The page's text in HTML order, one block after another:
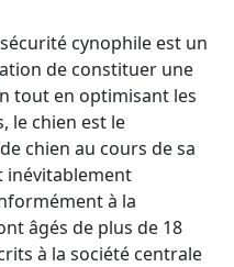
cynophile est un
de constituer une
tout en optimisant les
le chien est le
chien au cours de sa
inévitablement
à la
âgés de plus de 18
à la société centrale